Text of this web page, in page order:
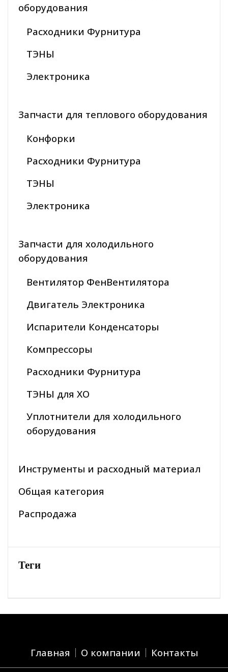
оборудования
Расходники Фурнитура
ТЭНЫ
Электроника
Запчасти для теплового оборудования
Конфорки
Расходники Фурнитура
ТЭНЫ
Электроника
Запчасти для холодильного
оборудования
Вентилятор ФенВентилятора
Двигатель Электроника
Испарители Конденсаторы
Компрессоры
Расходники Фурнитура
ТЭНЫ для ХО
Уплотнители для холодильного
оборудования
Инструменты и расходный материал
Общая категория
Распродажа
Теги
Главная О компании Контакты